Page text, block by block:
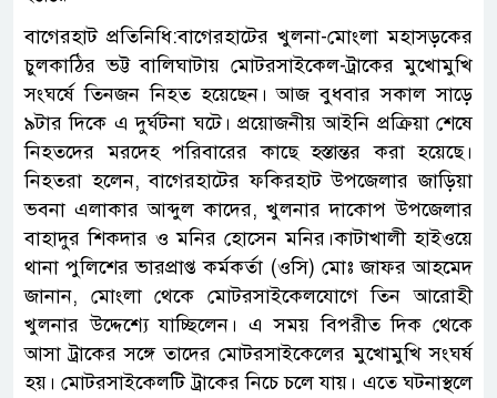
বাগেরহাট প্রতিনিধি:বাগেরহাটের খুলনা-মোংলা মহাসড়কের
চুলকাঠির ভট্ট বালিঘাটায় মোটরসাইকেল-ট্রাকের মুখোমুখি
সংঘর্ষে তিনজন নিহত হয়েছেন। আজ বুধবার সকাল সাড়ে
৯টার দিকে এ দুর্ঘটনা ঘটে। প্রয়োজনীয় আইনি প্রক্রিয়া শেষে
নিহতদের মরদেহ পরিবারের কাছে হস্তান্তর করা হয়েছে।
নিহতরা হলেন, বাগেরহাটের ফকিরহাট উপজেলার জাড়িয়া
ভবনা এলাকার আব্দুল কাদের, খুলনার দাকোপ উপজেলার
বাহাদুর শিকদার ও মনির হোসেন মনির।কাটাখালী হাইওয়ে
থানা পুলিশের ভারপ্রাপ্ত কর্মকর্তা (ওসি) মোঃ জাফর আহমেদ
জানান, মোংলা থেকে মোটরসাইকেলযোগে তিন আরোহী
খুলনার উদ্দেশ্যে যাচ্ছিলেন। এ সময় বিপরীত দিক থেকে
আসা ট্রাকের সঙ্গে তাদের মোটরসাইকেলের মুখোমুখি সংঘর্ষ
হয়। মোটরসাইকেলটি ট্রাকের নিচে চলে যায়। এতে ঘটনাস্থলে